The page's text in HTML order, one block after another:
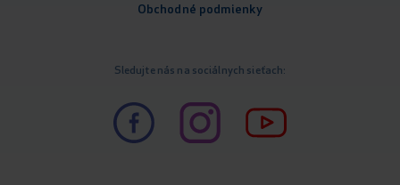
Obchodné podmienky
Sledujte nás na sociálnych sieťach: